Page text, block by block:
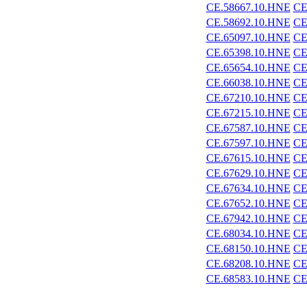
CE.58667.10.HNE
CE.58692.10.HNE
CE.65097.10.HNE
CE.65398.10.HNE
CE.65654.10.HNE
CE.66038.10.HNE
CE.67210.10.HNE
CE.67215.10.HNE
CE.67587.10.HNE
CE.67597.10.HNE
CE.67615.10.HNE
CE.67629.10.HNE
CE.67634.10.HNE
CE.67652.10.HNE
CE.67942.10.HNE
CE.68034.10.HNE
CE.68150.10.HNE
CE.68208.10.HNE
CE.68583.10.HNE